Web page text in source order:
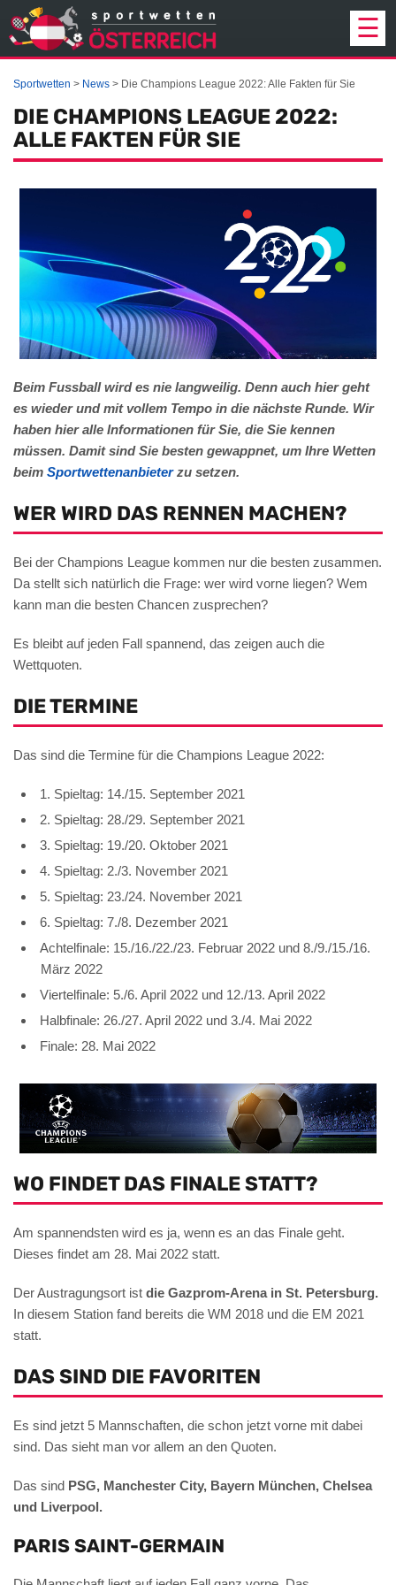
PROGNOSEN
STRATEGIE
ÜBER UNS
☰
Sportwetten News Die Champions League 2022: Alle Fakten für Sie
DIE CHAMPIONS LEAGUE 2022:
ALLE FAKTEN FÜR SIE
Beim Fussball wird es nie langweilig. Denn auch hier geht
es wieder und mit vollem Tempo in die nächste Runde. Wir
haben hier alle Informationen für Sie, die Sie kennen
müssen. Damit sind Sie besten gewappnet, um Ihre Wetten
beim Sportwettenanbieterzu setzen.
WER WIRD DAS RENNEN MACHEN?
Bei der Champions League kommen nur die besten zusammen.
Da stellt sich natürlich die Frage: wer wird vorne liegen? Wem
kann man die besten Chancen zusprechen?
Es bleibt auf jeden Fall spannend, das zeigen auch die
Wettquoten.
DIE TERMINE
Das sind die Termine für die Champions League 2022:
1. Spieltag: 14./15. September 2021
2. Spieltag: 28./29. September 2021
3. Spieltag: 19./20. Oktober 2021
4. Spieltag: 2./3. November 2021
5. Spieltag: 23./24. November 2021
6. Spieltag: 7./8. Dezember 2021
Achtelfinale: 15./16./22./23. Februar 2022 und 8./9./15./16.
März 2022
Viertelfinale: 5./6. April 2022 und 12./13. April 2022
Halbfinale: 26./27. April 2022 und 3./4. Mai 2022
Finale: 28. Mai 2022
WO FINDET DAS FINALE STATT?
Am spannendsten wird es ja, wenn es an das Finale geht.
Dieses findet am 28. Mai 2022 statt.
Der Austragungsort ist die Gazprom-Arena in St. Petersburg.
In diesem Station fand bereits die WM 2018 und die EM 2021
statt.
DAS SIND DIE FAVORITEN
Es sind jetzt 5 Mannschaften, die schon jetzt vorne mit dabei
sind. Das sieht man vor allem an den Quoten.
Das sind PSG, Manchester City, Bayern München, Chelsea
und Liverpool.
PARIS SAINT-GERMAIN